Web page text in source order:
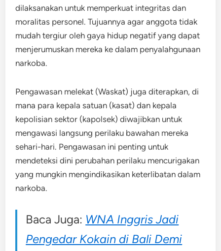
dilaksanakan untuk memperkuat integritas dan
moralitas personel. Tujuannya agar anggota tidak
mudah tergiur oleh gaya hidup negatif yang dapat
menjerumuskan mereka ke dalam penyalahgunaan
narkoba.
Pengawasan melekat (Waskat) juga diterapkan, di
mana para kepala satuan (kasat) dan kepala
kepolisian sektor (kapolsek) diwajibkan untuk
mengawasi langsung perilaku bawahan mereka
sehari-hari. Pengawasan ini penting untuk
mendeteksi dini perubahan perilaku mencurigakan
yang mungkin mengindikasikan keterlibatan dalam
narkoba.
Baca Juga: WNA Inggris Jadi
Pengedar Kokain di Bali Demi